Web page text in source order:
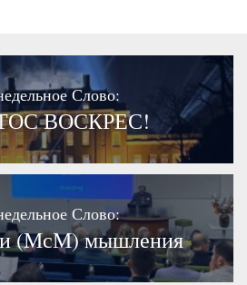
Слово:
ВОСКРЕС!
Слово:
(МсМ) мышления